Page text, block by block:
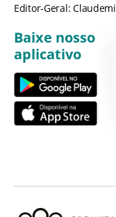
Editor-Geral:
Baixe nosso
aplicativo